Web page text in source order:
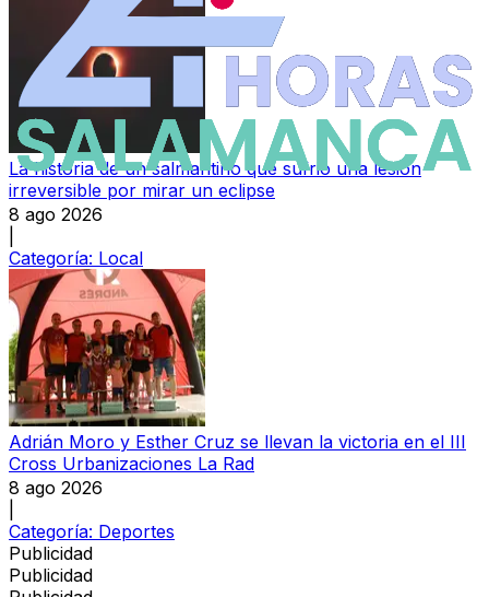
La historia de un salmantino que sufrió una lesión
irreversible por mirar un eclipse
8 ago 2026
Categoría: Local
Adrián Moro y Esther Cruz se llevan la victoria en el III
Cross Urbanizaciones La Rad
8 ago 2026
Categoría: Deportes
Publicidad
Publicidad